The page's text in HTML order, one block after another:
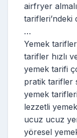
airfryer
tarifleri’ndeki
…
Yemek
tarifler hızlı
yemek tarifi
pratik tarifler
yemek
lezzetli
ucuz ucuz
yöresel